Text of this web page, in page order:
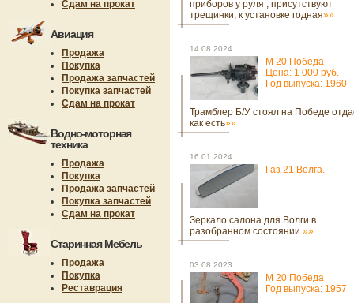
Сдам на прокат
Авиация
Продажа
Покупка
Продажа запчастей
Покупка запчастей
Сдам на прокат
Водно-моторная
техника
Продажа
Покупка
Продажа запчастей
Покупка запчастей
Сдам на прокат
Старинная Мебель
Продажа
Покупка
Реставрация
приборов у руля , присутствуют
трещинки, к установке годная»»
14.08.2024
М 20 Победа
Цена: 1 000 руб.
Год выпуска: 1960
Трамблер Б/У стоял на Победе
как есть»»
16.01.2024
Газ 21 Волга.
Зеркало салона для Волги в
разобранном состоянии »»
03.08.2023
М 20 Победа
Год выпуска: 1957